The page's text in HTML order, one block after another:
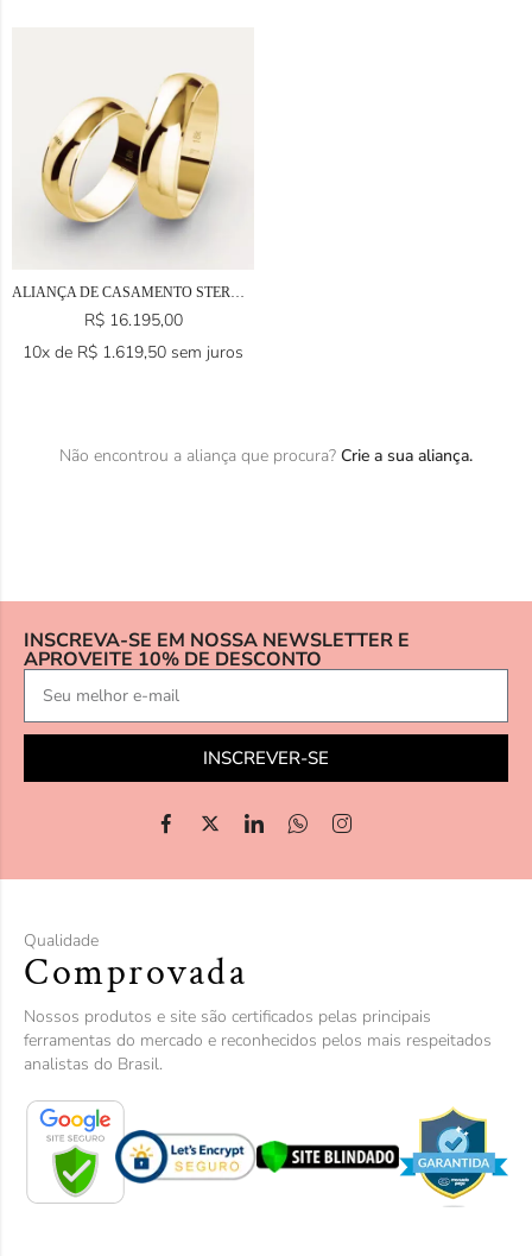
ALIANÇA DE CASAMENTO STERN EM OURO 18K
R$16.195,00
10x de R$ 1.619,50 sem juros
Não encontrou a aliança que procura? Crie a sua aliança.
INSCREVA-SE EM NOSSA NEWSLETTER E
APROVEITE 10% DE DESCONTO
INSCREVER-SE
Qualidade
Comprovada
Nossos produtos e site são certificados pelas principais
ferramentas do mercado e reconhecidos pelos mais respeitados
analistas do Brasil.